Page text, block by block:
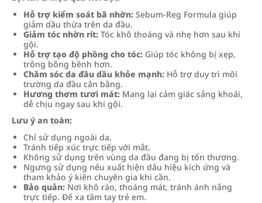
Hỗ trợ kiểm soát bã nhờn: Sebum‑Reg Formula giúp
giảm dầu thừa trên da đầu.
Giảm tóc nhờn rít: Tóc khô thoáng và nhẹ hơn sau khi
gội.
Hỗ trợ tạo độ phồng cho tóc: Giúp tóc không bị xẹp,
trông bồng bềnh hơn.
Chăm sóc da đầu dầu khỏe mạnh: Hỗ trợ duy trì môi
trường da đầu cân bằng.
Hương thơm tươi mát: Mang lại cảm giác sảng khoái,
dễ chịu ngay sau khi gội.
Lưu ý an toàn:
Chỉ sử dụng ngoài da.
Tránh tiếp xúc trực tiếp với mắt.
Không sử dụng trên vùng da đầu đang bị tổn thương.
Ngưng sử dụng nếu xuất hiện dấu hiệu kích ứng và
tham khảo ý kiến chuyên gia khi cần.
Bảo quản: Nơi khô ráo, thoáng mát, tránh ánh nắng
trực tiếp. Để xa tầm tay trẻ em.